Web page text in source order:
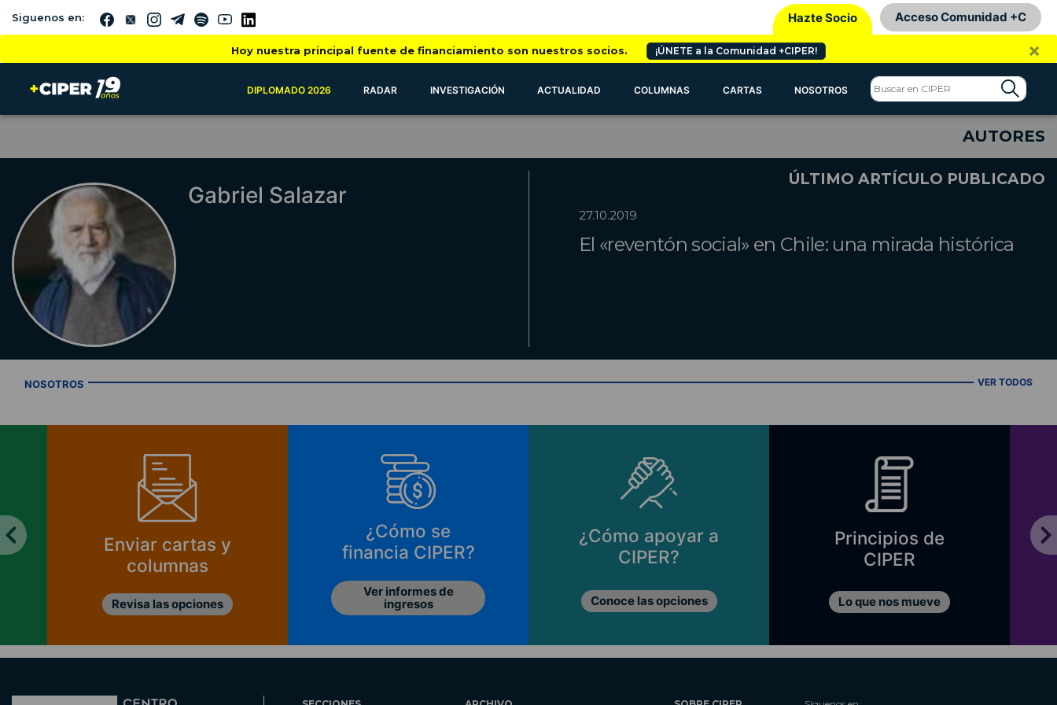
Siguenos en: Hazte Socio Acceso Comunidad +C
Hoy nuestra principal fuente de financiamiento son nuestros socios. ¡ÚNETE a la Comunidad +CIPER! ×
DIPLOMADO 2026 RADAR INVESTIGACIÓN ACTUALIDAD COLUMNAS CARTAS NOSOTROS
AUTORES
Gabriel Salazar
ÚLTIMO ARTÍCULO PUBLICADO
27.10.2019
El «reventón social» en Chile: una mirada histórica
NOSOTROS VER TODOS
Enviar cartas y
columnas
Revisa las opciones
¿Cómo se
financia CIPER?
Ver informes de
ingresos
¿Cómo apoyar a
CIPER?
Conoce las opciones
Principios de
CIPER
Lo que nos mueve